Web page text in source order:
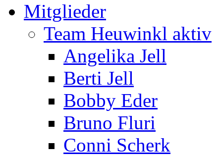
Mitglieder
Team Heuwinkl aktiv
Angelika Jell
Berti Jell
Bobby Eder
Bruno Fluri
Conni Scherk